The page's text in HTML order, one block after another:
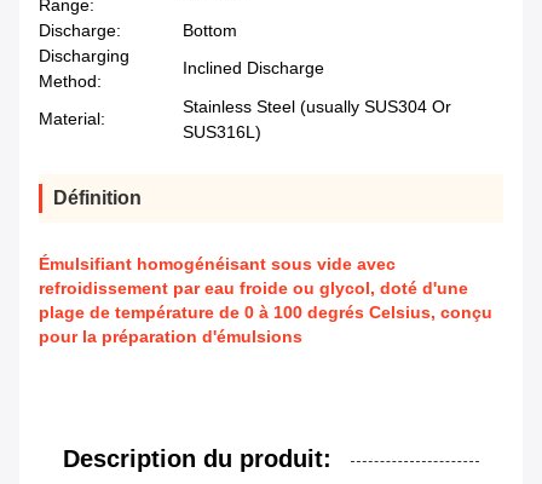
Range:
Discharge:
Bottom
Discharging
Method:
Inclined Discharge
Material:
Stainless Steel (usually SUS304 Or
SUS316L)
Définition
Émulsifiant homogénéisant sous vide avec
refroidissement par eau froide ou glycol, doté d'une
plage de température de 0 à 100 degrés Celsius, conçu
pour la préparation d'émulsions
Description du produit: